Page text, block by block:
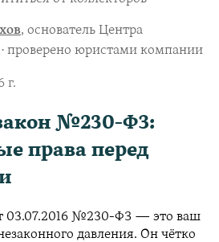
, основатель Центра
проверено юристами компании
г.
№230-ФЗ:
права перед
03.07.2016 №230-ФЗ — это ваш
давления. Он чётко